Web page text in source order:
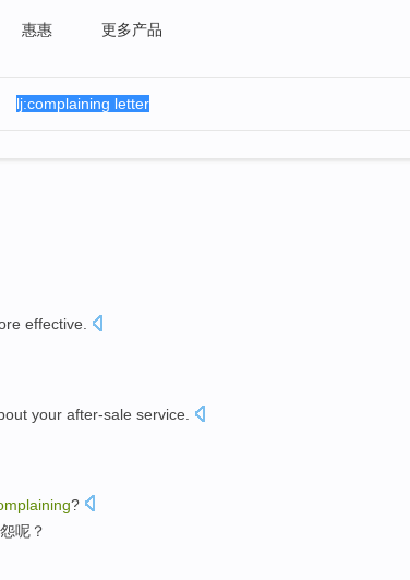
惠惠 更多产品
effective
your after-sale service
?
呢？